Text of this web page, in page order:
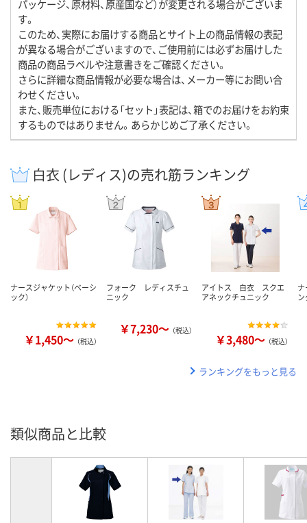
パッケージ、原材料、原産国など）が変更される場合がございま
す。
このため、実際にお届けする商品とサイト上の商品情報の表記
が異なる場合がございますので、ご使用前には必ずお届けした
商品の商品ラベルや注意書きをご確認ください。
さらに詳細な商品情報が必要な場合は、メーカー等にお問い合
わせください。
また、販売単位における「セット」表記は、箱でのお届けをお約束
するものではありません。あらかじめご了承ください。
白衣 (レディス)の売れ筋ランキング
ナースジャケット（ベーシ
ック）
￥1,450～ （税込）
フォーク レディスチュ
ニック
￥7,230～ （税込）
アイトス 白衣 スクエ
アネックチュニック
￥3,480～ （税込）
ナ
ン
ランキングをもっと見る
類似商品と比較